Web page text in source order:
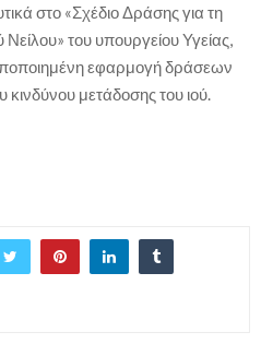
στο «Σχέδιο Δράσης για τη
του υπουργείου Υγείας,
εφαρμογή δράσεων
κινδύνου μετάδοσης του ιού.